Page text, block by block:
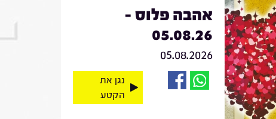
אהבה פלוס -
05.08.26
05.08.2026
נגן את
הקטע